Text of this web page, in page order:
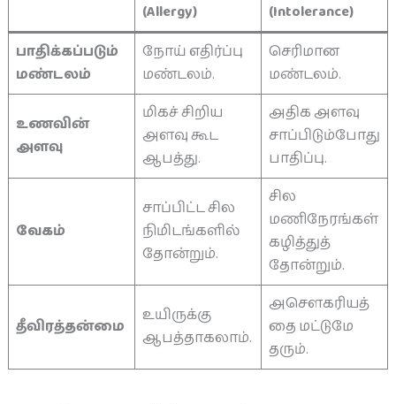
(Allergy)
(Intolerance)
பாதிக்கப்படும்
மண்டலம்
நோய் எதிர்ப்பு
மண்டலம்.
செரிமான
மண்டலம்.
உணவின்
அளவு
மிகச் சிறிய
அளவு கூட
ஆபத்து.
அதிக அளவு
சாப்பிடும்போது
பாதிப்பு.
வேகம்
சாப்பிட்ட சில
நிமிடங்களில்
தோன்றும்.
சில
மணிநேரங்கள்
கழித்துத்
தோன்றும்.
தீவிரத்தன்மை
உயிருக்கு
ஆபத்தாகலாம்.
அசௌகரியத்
தை மட்டுமே
தரும்.